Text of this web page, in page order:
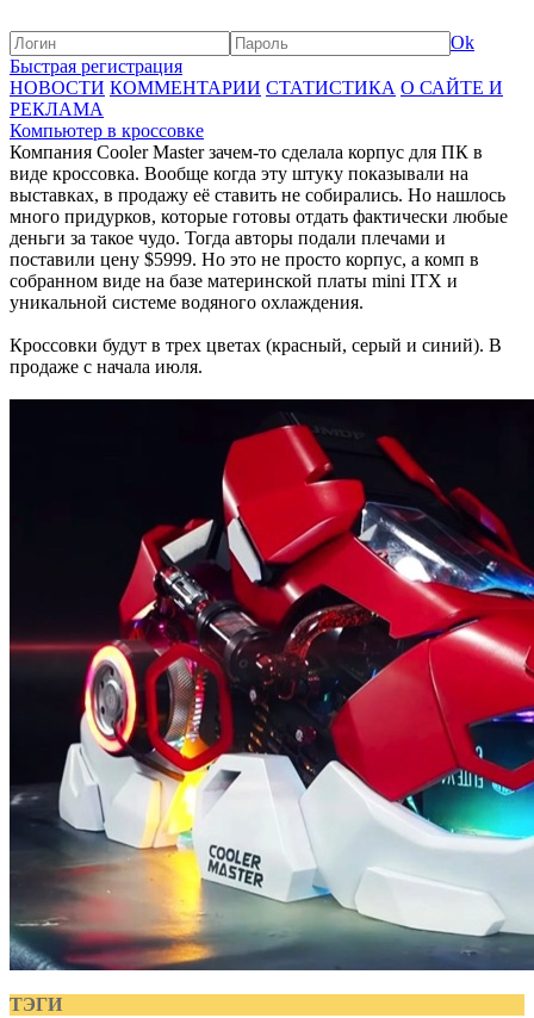
Ok
Быстрая регистрация
НОВОСТИ КОММЕНТАРИИ СТАТИСТИКА О САЙТЕ И
РЕКЛАМА
Компьютер в кроссовке
Компания Cooler Master зачем-то сделала корпус для ПК в
виде кроссовка. Вообще когда эту штуку показывали на
выставках, в продажу её ставить не собирались. Но нашлось
много придурков, которые готовы отдать фактически любые
деньги за такое чудо. Тогда авторы подали плечами и
поставили цену $5999. Но это не просто корпус, а комп в
собранном виде на базе материнской платы mini ITX и
уникальной системе водяного охлаждения.
Кроссовки будут в трех цветах (красный, серый и синий). В
продаже с начала июля.
ТЭГИ